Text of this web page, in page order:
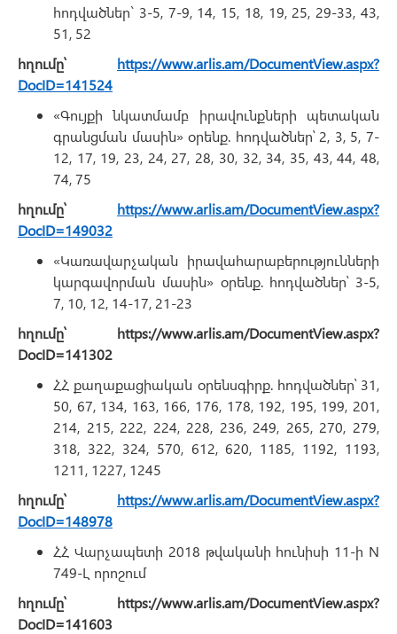
հոդվածներ` 3-5, 7-9, 14, 15, 18, 19, 25, 29-33, 43,
51, 52
հղումը՝ https://www.arlis.am/DocumentView.aspx?
DocID=141524
«Գույքի նկատմամբ իրավունքների պետական
գրանցման մասին» օրենք. հոդվածներ՝ 2, 3, 5, 7-
12, 17, 19, 23, 24, 27, 28, 30, 32, 34, 35, 43, 44, 48,
74, 75
հղումը՝ https://www.arlis.am/DocumentView.aspx?
DocID=149032
«Կառավարչական իրավահարաբերությունների
կարգավորման մասին» օրենք. հոդվածներ՝ 3-5,
7, 10, 12, 14-17, 21-23
հղումը՝ https://www.arlis.am/DocumentView.aspx?
DocID=141302
ՀՀ քաղաքացիական օրենսգիրք. հոդվածներ՝ 31,
50, 67, 134, 163, 166, 176, 178, 192, 195, 199, 201,
214, 215, 222, 224, 228, 236, 249, 265, 270, 279,
318, 322, 324, 570, 612, 620, 1185, 1192, 1193,
1211, 1227, 1245
հղումը՝ https://www.arlis.am/DocumentView.aspx?
DocID=148978
ՀՀ Վարչապետի 2018 թվականի հունիսի 11-ի N
749-Լ որոշում
հղումը՝ https://www.arlis.am/DocumentView.aspx?
DocID=141603